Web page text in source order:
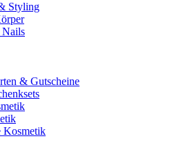
Styling
& Gutscheine
Kosmetik